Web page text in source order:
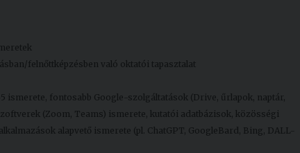
felnőttképzésben való oktatói tapasztalat
ismerete, fontosabb Google-szolgáltatások (Drive, űrlapok, naptár,
(Zoom, Teams) ismerete, kutatói adatbázisok, közösségi
alapvető ismerete (pl. ChatGPT, GoogleBard, Bing, DALL-